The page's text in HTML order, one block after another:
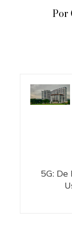
Por
5G: